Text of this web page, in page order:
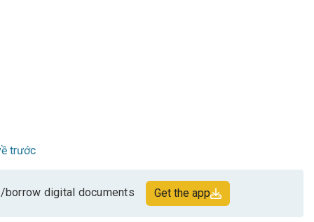
trước
borrow digital documents Get the app